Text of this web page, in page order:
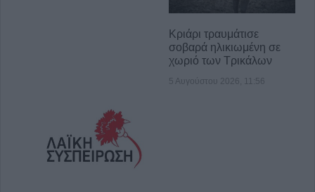
Κριάρι τραυμάτισε
σοβαρά ηλικιωμένη σε
χωριό των Τρικάλων
5 Αυγούστου 2026, 11:56